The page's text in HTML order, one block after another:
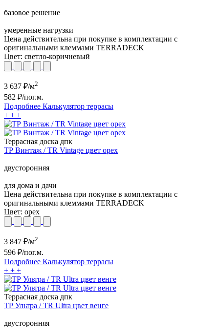
базовое решение
умеренные нагрузки
Цена действительна при покупке в комплектации с
оригинальными клеммами TERRADECK
Цвет: светло-коричневый
3 637 ₽/м2
582 ₽/пог.м.
Подробнее Калькулятор террасы
+ + +
Террасная доска дпк
ТР Винтаж / TR Vintage цвет орех
двусторонняя
для дома и дачи
Цена действительна при покупке в комплектации с
оригинальными клеммами TERRADECK
Цвет: орех
3 847 ₽/м2
596 ₽/пог.м.
Подробнее Калькулятор террасы
+ + +
Террасная доска дпк
ТР Ультра / TR Ultra цвет венге
двусторонняя